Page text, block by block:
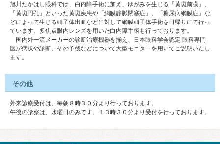
旭川たかはし眼科では、白内障手術に加え、ゆがみを生じる「黄斑前膜」、
「黄斑円孔」といった黄斑疾患や「網膜静脈閉塞症」、「糖尿病網膜症」な
どによって生じる硝子体出血などに対して網膜硝子体手術を日帰りにて行っ
ています。多焦点眼内レンズを用いた白内障手術も行っております。
国内外一流メーカーの診断治療機器を揃え、日本眼科学会認定 眼科専門
医が病状や診断、その予後などについて大型モニターを用いてご説明いたし
ます。
その他
外来診療受付は、毎朝８時３０分より行っております。
午後の診察は、水曜日のみです。１３時３０分より受付を行っております。